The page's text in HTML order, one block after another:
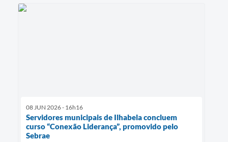
08 JUN 2026 - 16h16
Servidores municipais de Ilhabela concluem
curso “Conexão Liderança”, promovido pelo
Sebrae